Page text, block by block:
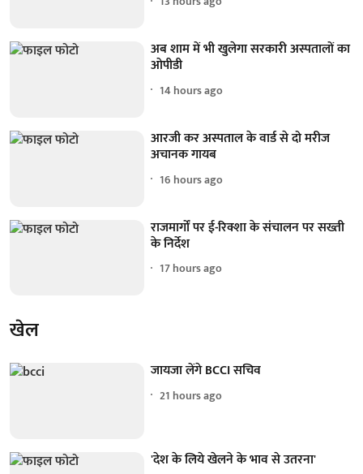
अब शाम में भी खुलेगा सरकारी अस्पतालों का
ओपीडी
14 hours ago
आरजी कर अस्पताल के वार्ड से दो मरीज
अचानक गायब
16 hours ago
राजमार्गों पर ई-रिक्शा के संचालन पर सख्ती
के निर्देश
17 hours ago
खेल
जायजा लेंगे BCCI सचिव
21 hours ago
'देश के लिये खेलने के भाव से उतरना'